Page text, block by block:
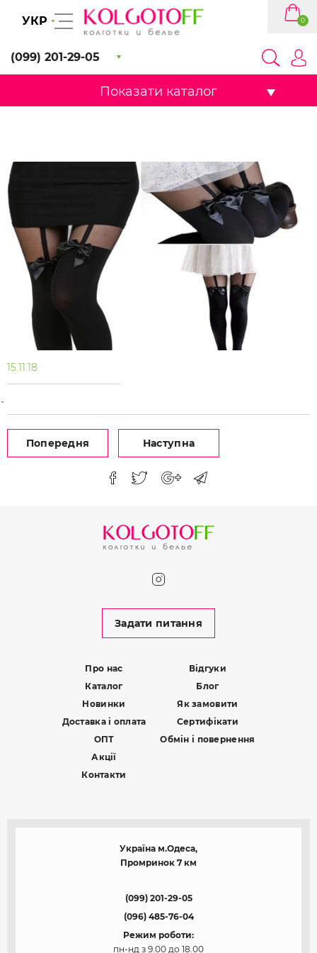
УКР
(099) 201-29-05
0
Показати каталог
15.11.18
`
Попередня Наступна
Задати питання
Про нас
Каталог
Новинки
Доставка і оплата
ОПТ
Акції
Контакти
Відгуки
Блог
Як замовити
Сертифікати
Обмін і повернення
Україна м.Одеса,
Промринок 7 км
(099) 201-29-05
(096) 485-76-04
Режим роботи:
пн-нд з 9.00 до 18.00